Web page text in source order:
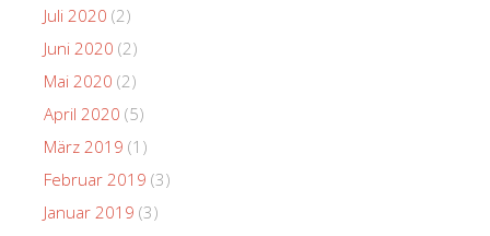
Juli 2020 (2)
Juni 2020 (2)
Mai 2020 (2)
April 2020 (5)
März 2019 (1)
Februar 2019 (3)
Januar 2019 (3)